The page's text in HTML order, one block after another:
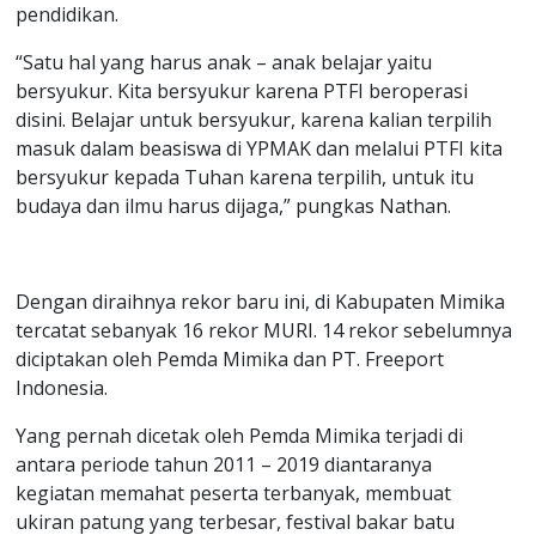
pendidikan.
“Satu hal yang harus anak – anak belajar yaitu
bersyukur. Kita bersyukur karena PTFI beroperasi
disini. Belajar untuk bersyukur, karena kalian terpilih
masuk dalam beasiswa di YPMAK dan melalui PTFI kita
bersyukur kepada Tuhan karena terpilih, untuk itu
budaya dan ilmu harus dijaga,” pungkas Nathan.
Dengan diraihnya rekor baru ini, di Kabupaten Mimika
tercatat sebanyak 16 rekor MURI. 14 rekor sebelumnya
diciptakan oleh Pemda Mimika dan PT. Freeport
Indonesia.
Yang pernah dicetak oleh Pemda Mimika terjadi di
antara periode tahun 2011 – 2019 diantaranya
kegiatan memahat peserta terbanyak, membuat
ukiran patung yang terbesar, festival bakar batu